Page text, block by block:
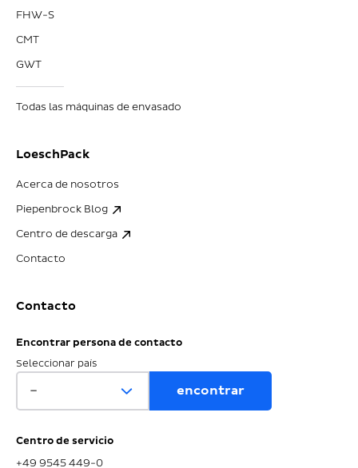
FHW-S
CMT
GWT
Todas las máquinas de envasado
LoeschPack
Acerca de nosotros
Piepenbrock Blog
Centro de descarga
Contacto
Contacto
Encontrar persona de contacto
Seleccionar país
Centro de servicio
+49 9545 449-0